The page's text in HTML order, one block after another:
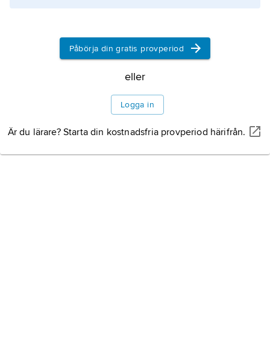
Påbörja din gratis provperiod
eller
Logga in
Är du lärare? Starta din kostnadsfria provperiod härifrån.